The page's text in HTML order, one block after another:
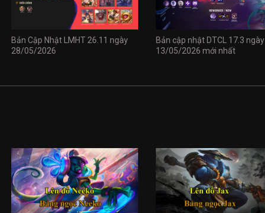
Bản Cập Nhật LMHT 26.11 ngày
28/05/2026
Bản cập nhật DTCL 17.3 ngày
13/05/2026 mới nhất